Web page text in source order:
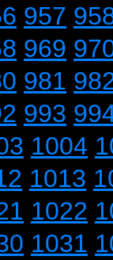
957
969
981
993
1004
1013
1022
1031